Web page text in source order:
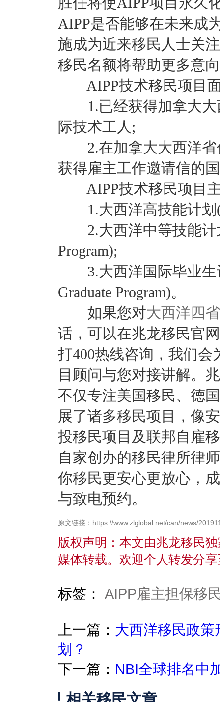
AIPP是否能够在未来成
施成为近来移民人士关
移民名额将帮助更多意
AIPP技术移民项目面
1.已经获得加拿大大
际技术工人;
2.在加拿大大西洋省
获得雇主工作邀请信的
AIPP技术移民项目主
1.大西洋高技能计划
2.大西洋中等技能计
Program);
3.大西洋国际毕业生
Graduate Program)。
如果您对大西洋四
话，可以在兆龙移民官
打400热线咨询，我们
目顾问与您对接讲解。
不仅专注美国移民、德
展了诸多移民项目，像
投移民项目及联邦自雇
自家创办的移民律所律
你移民更安心更放心，
与致电预约。
原文链接：https://www.zlglobal.net/can/news/
版权声明：本文由兆龙移民
媒体转载。欢迎个人转发分
标签： AIPP雇主担保移
上一篇： 大西洋移民政
划？
下一篇： NBI全球排名中